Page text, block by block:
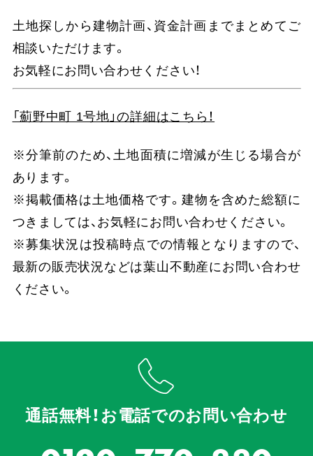
土地探しから建物計画、資金計画までまとめてご
相談いただけます。
お気軽にお問い合わせください！
「薊野中町 1号地」の詳細はこちら！
※分筆前のため、土地面積に増減が生じる場合が
あります。
※掲載価格は土地価格です。建物を含めた総額に
つきましては、お気軽にお問い合わせください。
※募集状況は投稿時点での情報となりますので、
最新の販売状況などは葉山不動産にお問い合わせ
ください。
通話無料！お電話でのお問い合わせ